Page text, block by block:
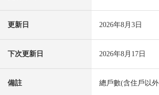
更新日 2026年8月3日
下次更新日 2026年8月17日
備註 總戶數(含住戶以